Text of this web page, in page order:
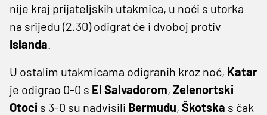
nije kraj prijateljskih utakmica, u noći s utorka
na srijedu (2.30) odigrat će i dvoboj protiv
Islanda.
U ostalim utakmicama odigranih kroz noć, Katar
je odigrao 0-0 s El Salvadorom, Zelenortski
Otoci s 3-0 su nadvisili Bermudu, Škotska s čak